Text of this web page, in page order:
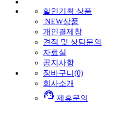
할인기획 상품
NEW상품
개인결제창
견적 및 상담문의
자료실
공지사항
장바구니(0)
회사소개
support_agent 제휴문의